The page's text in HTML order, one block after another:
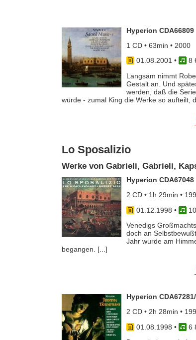
Hyperion CDA66809
1 CD • 63min • 2000
01.08.2001 •
8
Langsam nimmt
Gestalt an. Und
werden, daß die
würde - zumal King die Werke so aufteilt,
Lo Sposalizio
Werke von Gabrieli, Gabrieli,
Hyperion CDA67048
2 CD • 1h 29min •
01.12.1998 •
Venedigs
doch an
Jahr wurde am
begangen. [...]
Hyperion
2 CD • 2h 28min •
01.08.1998 •
6